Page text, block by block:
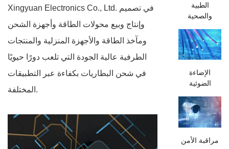
Xingyuan Electronics Co., Ltd. في تصميم
وإنتاج وبيع محولات الطاقة وأجهزة الشحن
ومآخذ الطاقة والأجهزة المنزلية والمنتجات
الطرفية عالية الجودة التي تلعب دورًا حيويًا
في شحن البطاريات بكفاءة عبر التطبيقات
المختلفة.
الطبية
والصحية
الإضاءة
الضوئية
مراقبة الأمن